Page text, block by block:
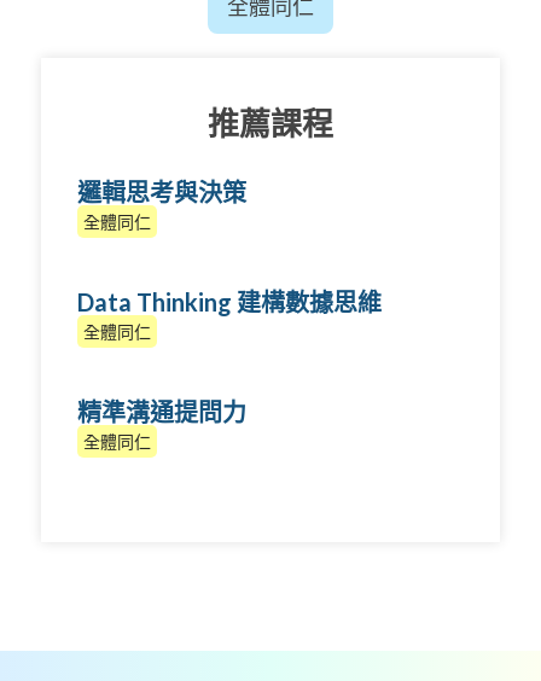
全體同仁
推薦課程
邏輯思考與決策
全體同仁
Data Thinking 建構數據思維
全體同仁
精準溝通提問力
全體同仁